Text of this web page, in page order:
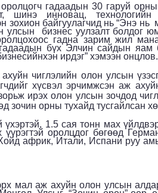
гадаадын 30 гаруй
шинэ инновац, технологийн
зохион байгуулагчид нь “Энэ нь
улсын бизнес уулзалт болдог
гадна зарим жил
бүх Элчин сайдын яам
ирдэг” хэмээн онцлов.
чиглэлийн олон улсын
хүсвэл эрчимжсэн аж
ирэх олон улсын зочдод
зочин орны тухайд тусгайлсан
үхэртэй, 1.5 сая тонн мах
үүрэгтэй оролцдог бөгөөд
африк, Итали, Испани руу
мал аж ахуйн олон улсын